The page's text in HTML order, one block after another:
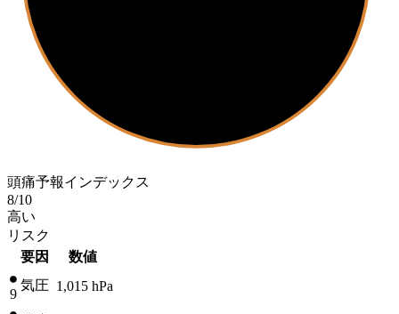
頭痛予報インデックス
8/10
高い
リスク
要因
数値
9
気圧 1,015 hPa